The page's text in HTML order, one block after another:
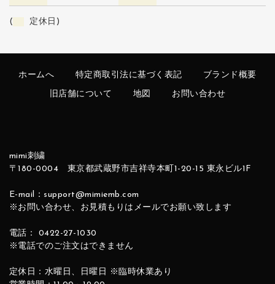
( 定休日)
ホームへ 特定商取引法に基づく表記 ブランド概要
旧店舗について 地図 お問い合わせ
mimi刺繍
〒180-0004 東京都武蔵野市吉祥寺本町1-20-15 東永ビル1F
E-mail：support@mimiemb.com
※お問い合わせ、お見積もりはメールでお願い致します
電話： 0422-27-1030
※電話でのご注文はできません
定休日：水曜日、日曜日 ※臨時休業あり